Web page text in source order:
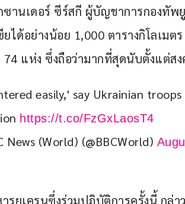
ซานเดอร์ ซีร์สกี ผู้บัญชาการกองทัพ
ได้อย่างน้อย 1,000 ตารางกิโลเม
74 แห่ง ซึ่งถือว่ามากที่สุดนับตั้งแต่ส
easily,' say Ukrainian
https://t.co/FzGxLaosT4
News (World) (@BBCWorld)
ยูเครนซึ่งร่วมปฏิบัติการครั้งนี้ กล่า